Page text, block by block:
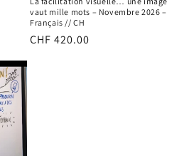
vaut mille mots – Novembre 2026 –
Français // CH
Prix
CHF 420.00